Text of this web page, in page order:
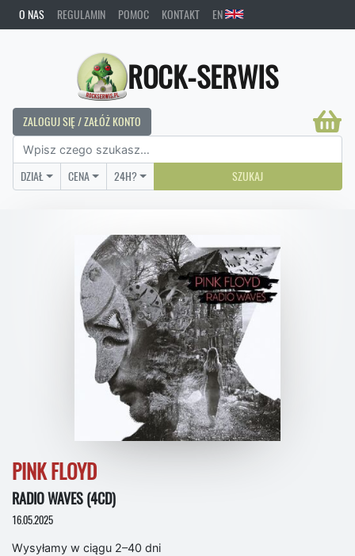
O NAS REGULAMIN POMOC KONTAKT EN
ROCK-SERWIS
ZALOGUJ SIĘ / ZAŁÓŻ KONTO
DZIAŁ CENA 24H? SZUKAJ
PINK FLOYD
RADIO WAVES (4CD)
16.05.2025
Wysyłamy w ciągu 2–40 dni